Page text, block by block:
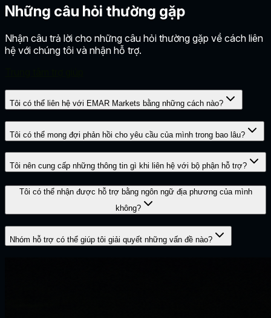
Những câu hỏi thường gặp
Nhận câu trả lời cho những câu hỏi thường gặp về cách liên
hệ với chúng tôi và nhận hỗ trợ.
Tôi có thể liên hệ với EMAR Markets bằng những cách nào?
Tôi có thể mong đợi phản hồi cho yêu cầu của mình trong bao lâu?
Tôi nên cung cấp những thông tin gì khi liên hệ với bộ phận hỗ trợ?
Tôi có thể nhận được hỗ trợ bằng ngôn ngữ địa phương của mình
không?
Nhóm hỗ trợ có thể giúp tôi giải quyết những vấn đề nào?